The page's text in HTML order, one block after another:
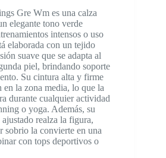
Gre Wm es una calza
elegante tono verde
intensos o uso
elaborada con un tejido
suave que se adapta al
piel, brindando soporte
Su cintura alta y firme
la zona media, lo que la
durante cualquier actividad
o yoga. Además, su
realza la figura,
sobrio la convierte en una
con tops deportivos o